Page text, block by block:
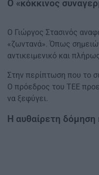
Ο «κόκκινος
Ο Γιώργος Στασινός
«ζωντανά». Όπως
αντικειμενικό και
Στην περίπτωση που το
Ο πρόεδρος του ΤΕΕ
να ξεφύγει.
Η αυθαίρετη δόμηση